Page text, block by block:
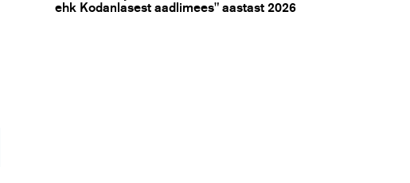
ehk Kodanlasest aadlimees" aastast 2026